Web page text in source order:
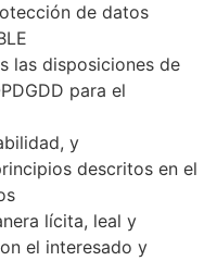
de datos
las disposiciones de
para el
y
descritos en el
lícita, leal y
el interesado y